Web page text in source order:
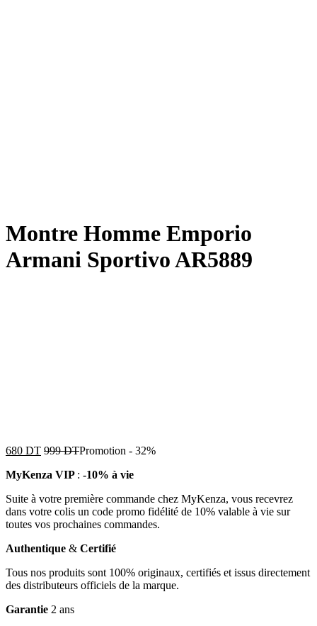
Montre Homme Emporio
Armani Sportivo AR5889
680 DT 999DTPromotion - 32%
MyKenza VIP : -10% à vie
Suite à votre première commande chez MyKenza, vous recevrez
dans votre colis un code promo fidélité de 10% valable à vie sur
toutes vos prochaines commandes.
Authentique & Certifié
Tous nos produits sont 100% originaux, certifiés et issus directement
des distributeurs officiels de la marque.
Garantie 2 ans